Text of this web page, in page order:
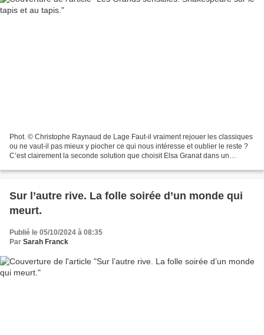
Phot. © Christophe Raynaud de Lage Faut-il vraiment rejouer les classiques
ou ne vaut-il pas mieux y piocher ce qui nous intéresse et oublier le reste ?
C’est clairement la seconde solution que choisit Elsa Granat dans un
Sur l’autre rive. La folle soirée d’un monde qui
meurt.
Publié le 05/10/2024 à 08:35
Par Sarah Franck